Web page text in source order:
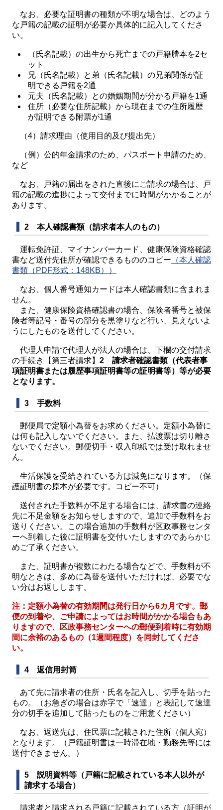
なお、必要な証明書の種類が不明な場合は、どのよう
な戸籍の記載の証明が必要か具体的に記入してくださ
い。
（氏名記載）の出生から死亡までの戸籍謄本を2セ
ット
兄（氏名記載）と弟（氏名記載）の兄弟関係が証
明できる戸籍を2通
元夫（氏名記載）との婚姻期間が分かる戸籍を1通
住所（必要な住所記載）から現在までの住所履歴
が証明できる附票が1通
（4）請求理由（使用目的及び提出先）
（例）公的年金請求のため、パスポート申請のため、
など
なお、戸籍の届出をされた直後にご請求の場合は、戸
籍の記載の進捗によって交付までに時間がかかることが
あります。
2 本人確認書類（請求者本人のもの）
運転免許証、マイナンバーカード、健康保険資格確認
書など送付先住所が確認できるもののコピー （本人確認
書類（PDF形式：148KB））
なお、個人番号通知カードは本人確認書類に含まれま
せん。
また、健康保険資格確認書の場合、保険者番号と被保
険者等記号・番号の部分を黒塗りなど行い、見えないよ
うにしたものを送付してください。
代理人申請で代理人が法人の場合は、下欄の交付請求
の手続き【第三者請求】 2 請求者確認書類（代表者事
項証明書または履歴事項証明書等の証明書等）等が必要
となります。
3 手数料
郵便局で定額小為替をお求めください。定額小為替に
は何も記入しないでください。また、払渡票は切り離さ
ないでください。郵便切手・収入印紙では受け取れませ
ん。
生活保護を受給されている方は減免になります。（保
護証明書の原本が必要です。コピー不可）
送付された手数料が不足する場合には、請求書の連絡
先に不足金額をお知らせしますので、追加で手数料をお
送りください。この場合追加の手数料が区政事務センタ
ーへ到着した後に証明書を交付いたしますのであらかじ
めご了承ください。
また、証明書が複数にわたる場合などで、手数料が不
明なときは、多めに為替を送付いただければ、必要でな
い分はお返しします。
注：定額小為替の有効期間は発行日から6カ月です。郵
便の到着や、ご申請によってはお時間がかかる場合もあ
りますので、区政事務センターへの郵便到着時に有効期
間に余裕のあるもの（1週間程度）を同封してくださ
い。
4 返信用封筒
あて先に請求者の住所・氏名を記入し、切手を貼った
もの。（お急ぎの場合は赤字で「速達」と表記して速達
分の切手を追加して貼ったものをご用意ください）
なお、返送先は、住民票に記載された住所（個人宛）
となります。（戸籍証明書は一時滞在地・勤務先等には
送付できません。）
5 説明資料等（戸籍に記載されている本人以外が
請求する場合）
請求者と請求される戸籍に記載されている方（証明が